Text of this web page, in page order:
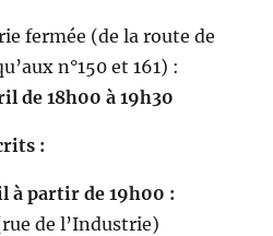
fermée (de la route de
n°150 et 161) :
de 18h00 à 19h30
:
à partir de 19h00 :
de l’Industrie)